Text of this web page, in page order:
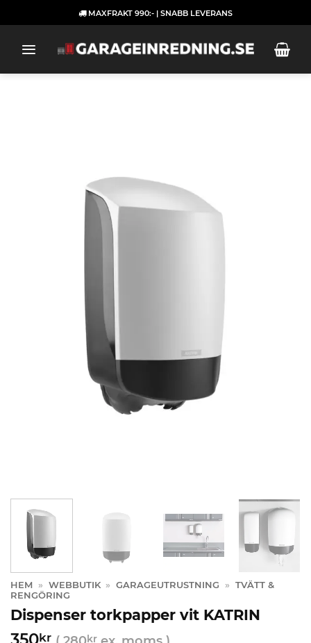
to
MAXFRAKT 990:- | SNABB LEVERANS
HEM » WEBBUTIK » GARAGEUTRUSTNING » TVÄTT &
RENGÖRING
Dispenser torkpapper vit KATRIN
kr kr